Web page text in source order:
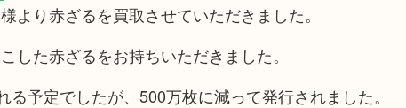
より赤ざるを買取させていただきました。
した赤ざるをお持ちいただきました。
る予定でしたが、500万枚に減って発行されました。